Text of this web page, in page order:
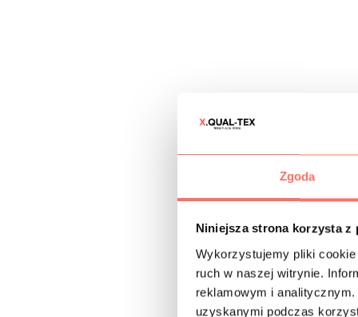
Zgoda
Niniejsza strona korzysta z
Wykorzystujemy pliki
ruch w naszej witrynie.
reklamowym i
uzyskanymi podczas